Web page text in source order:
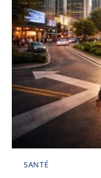
SANTÉ